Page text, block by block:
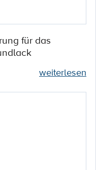
für das
weiterlesen